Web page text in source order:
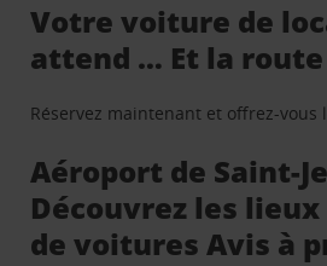
Votre voiture de
attend … Et la
Réservez maintenant et offrez-vous
Aéroport de Saint-
Découvrez les
de voitures Avis à